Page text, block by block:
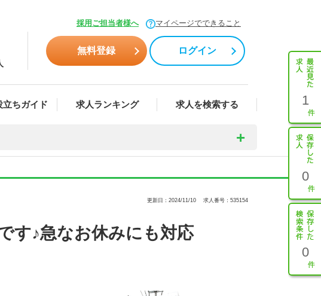
採用ご担当者様へ マイページでできること
無料登録 ログイン
立ちガイド 求人ランキング 求人を検索する 1
0
0
更新日：2024/11/10 求人番号：535154
す♪急なお休みにも対応